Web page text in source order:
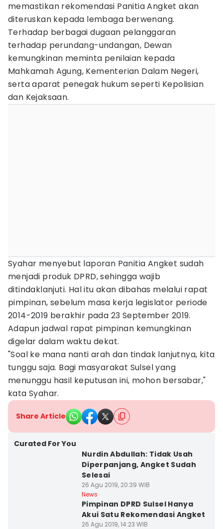
memastikan rekomendasi Panitia Angket akan
diteruskan kepada lembaga berwenang.
Terhadap berbagai dugaan pelanggaran
terhadap perundang-undangan, Dewan
kemungkinan meminta penilaian kepada
Mahkamah Agung, Kementerian Dalam Negeri,
serta aparat penegak hukum seperti Kepolisian
dan Kejaksaan.
Syahar menyebut laporan Panitia Angket sudah
menjadi produk DPRD, sehingga wajib
ditindaklanjuti. Hal itu akan dibahas melalui rapat
pimpinan, sebelum masa kerja legislator periode
2014-2019 berakhir pada 23 September 2019.
Adapun jadwal rapat pimpinan kemungkinan
digelar dalam waktu dekat.
"Soal ke mana nanti arah dan tindak lanjutnya, kita
tunggu saja. Bagi masyarakat Sulsel yang
menunggu hasil keputusan ini, mohon bersabar,"
kata Syahar.
Share Article
Curated For You
Nurdin Abdullah: Tidak Usah
Diperpanjang, Angket Sudah
Selesai
26 Agu 2019, 20:39 WIB
News
Pimpinan DPRD Sulsel Hanya
Akui Satu Rekomendasi Angket
26 Agu 2019, 14:23 WIB